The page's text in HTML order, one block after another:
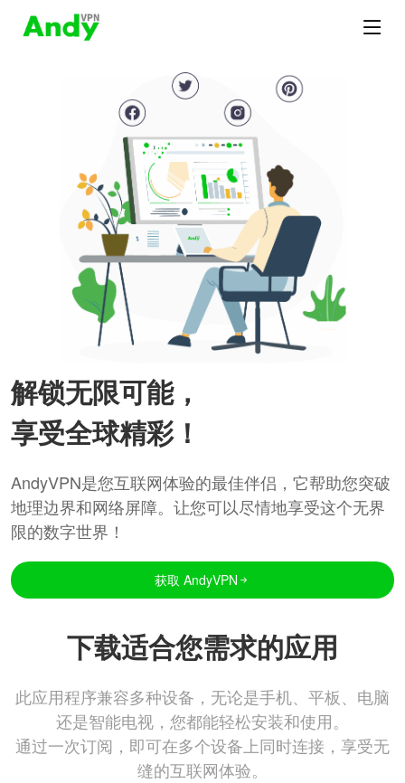
解锁无限可能，
享受全球精彩！
AndyVPN是您互联网体验的最佳伴侣，它帮助您突破
地理边界和网络屏障。让您可以尽情地享受这个无界
限的数字世界！
获取 AndyVPN
下载适合您需求的应用
此应用程序兼容多种设备，无论是手机、平板、电脑
还是智能电视，您都能轻松安装和使用。
通过一次订阅，即可在多个设备上同时连接，享受无
缝的互联网体验。